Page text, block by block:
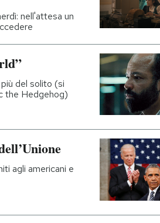
nell'attesa un
del solito (si
the Hedgehog)
agli americani e